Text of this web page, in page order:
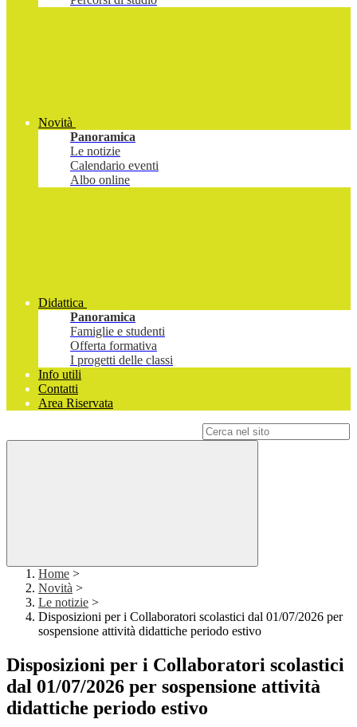
Novità
Panoramica
Le notizie
Calendario eventi
Albo online
Didattica
Panoramica
Famiglie e studenti
Offerta formativa
I progetti delle classi
Info utili
Contatti
Area Riservata
Home >
Novità >
Le notizie >
Disposizioni per i Collaboratori scolastici dal 01/07/2026 per
sospensione attività didattiche periodo estivo
Disposizioni per i Collaboratori scolastici
dal 01/07/2026 per sospensione attività
didattiche periodo estivo